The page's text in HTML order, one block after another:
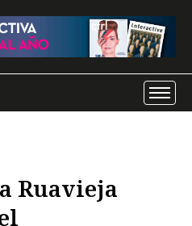
Ruavieja